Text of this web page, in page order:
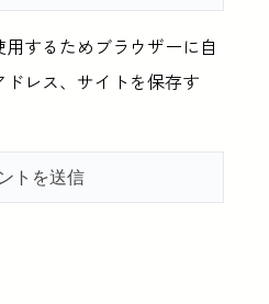
するためブラウザーに自
レス、サイトを保存す